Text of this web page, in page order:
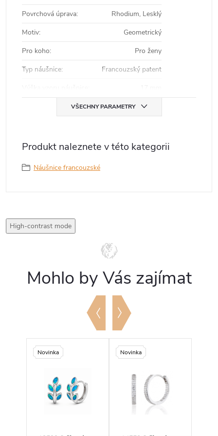
Povrchová úprava:
Rhodium, Lesklý
Motiv:
Geometrický
Pro koho:
Pro ženy
Typ náušnice:
Francouzský patent
VŠECHNY PARAMETRY
Produkt naleznete v této kategorii
Náušnice francouzské
High-contrast mode
Mohlo by Vás zajímat
Novinka Novinka